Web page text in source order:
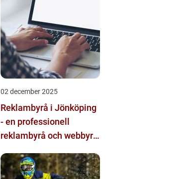
02 december 2025
Reklambyrå i Jönköping
- en professionell
reklambyrå och webbyrå
kommunikation